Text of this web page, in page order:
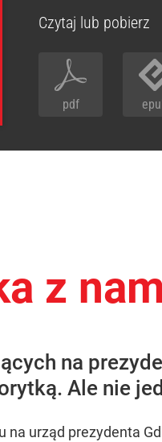
Czytaj lub pobierz
pdf
z
na
Ale nie
na urząd prezydenta